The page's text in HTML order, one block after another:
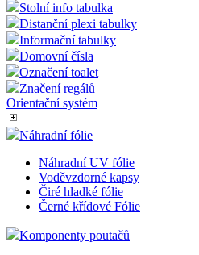
Stolní info tabulka
Distanční plexi tabulky
Informační tabulky
Domovní čísla
Označení toalet
Značení regálů
Orientační systém
Náhradní fólie
Náhradní UV fólie
Voděvzdorné kapsy
Čiré hladké fólie
Černé křídové Fólie
Komponenty poutačů